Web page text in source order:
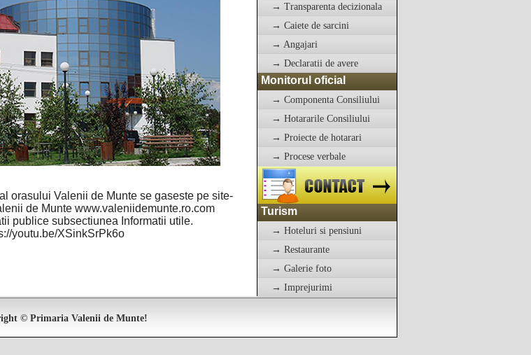
orasului Valenii de Munte se gaseste pe site-
de Munte www.valeniidemunte.ro.com
publice subsectiunea Informatii utile.
youtu.be/XSinkSrPk6o
→ Transparenta decizionala
→ Caiete de sarcini
→ Angajari
→ Declaratii de avere
Monitorul oficial
→ Componenta Consiliului
→ Hotararile Consiliului
→ Proiecte de hotarari
→ Procese verbale
Turism
→ Hoteluri si pensiuni
→ Restaurante
→ Galerie foto
→ Imprejurimi
© Primaria Valenii de Munte!